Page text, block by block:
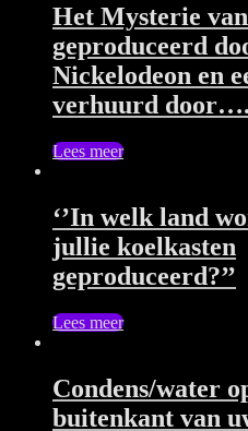
Het Mysterie
geproduceerd
Nickelodeon en
verhuurd
Lees meer
‘’In welk land
jullie koelkasten
geproduceerd?’’
Lees meer
Condens/water
buitenkant van